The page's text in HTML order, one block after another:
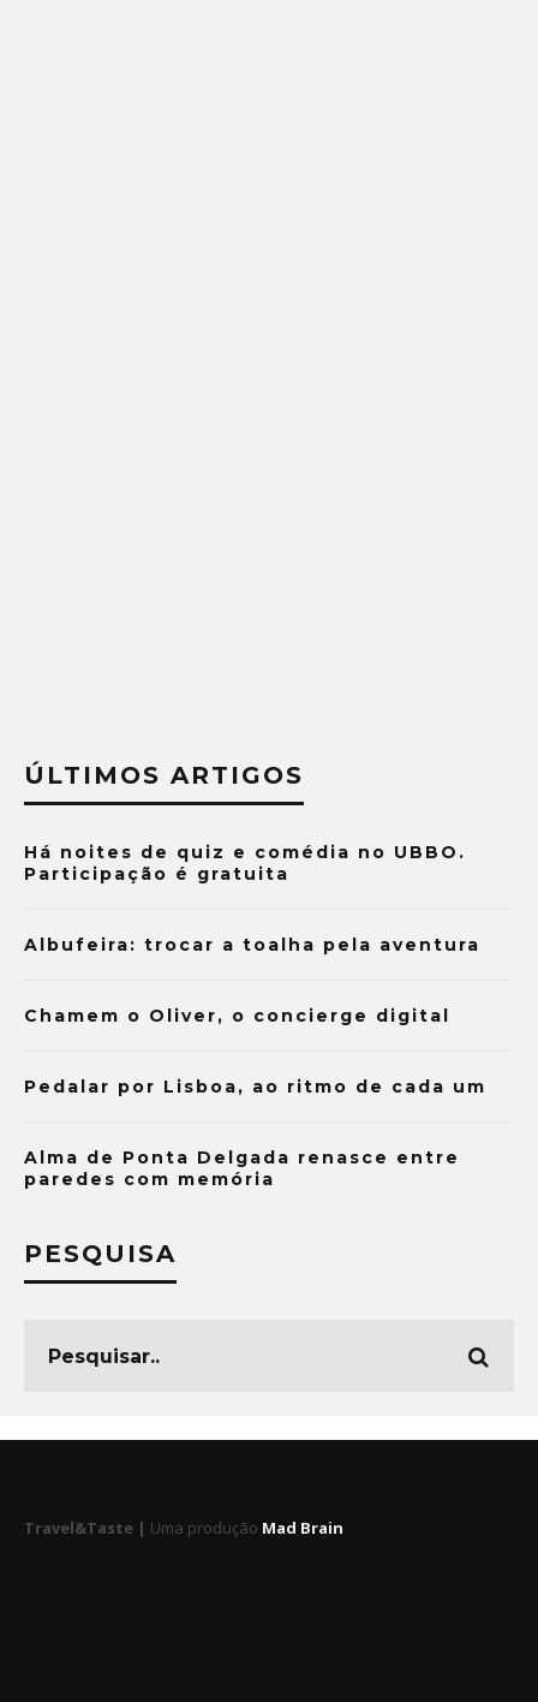
ÚLTIMOS ARTIGOS
Há noites de quiz e comédia no UBBO.
Participação é gratuita
Albufeira: trocar a toalha pela aventura
Chamem o Oliver, o concierge digital
Pedalar por Lisboa, ao ritmo de cada um
Alma de Ponta Delgada renasce entre
paredes com memória
PESQUISA
Travel&Taste | Uma produção Mad Brain